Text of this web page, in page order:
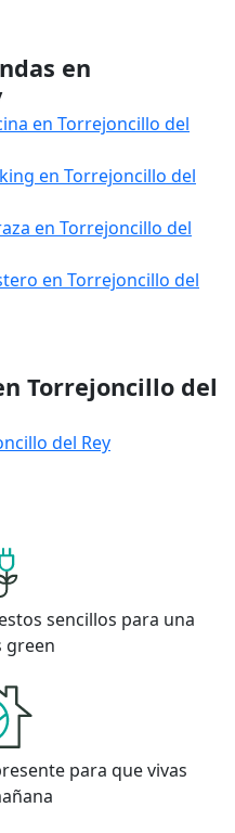
en
en Torrejoncillo del
en Torrejoncillo del
en Torrejoncillo del
en Torrejoncillo del
Torrejoncillo del
del Rey
sencillos para una
green
para que vivas